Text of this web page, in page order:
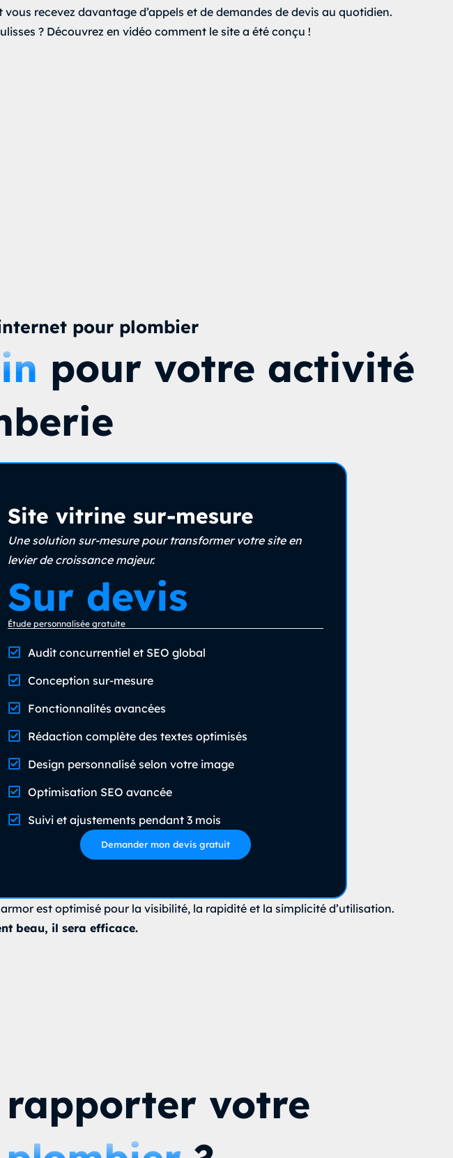
vous recevez davantage d’appels et de demandes de devis au quotidien.
? Découvrez en vidéo comment le site a été conçu !
pour plombier
pour votre activité
Site vitrine sur-mesure
Une solution sur-mesure pour transformer votre site en
levier de croissance majeur.
Sur devis
Étude personnalisée gratuite
Audit concurrentiel et SEO global
Conception sur-mesure
Fonctionnalités avancées
Rédaction complète des textes optimisés
Design personnalisé selon votre image
Optimisation SEO avancée
Suivi et ajustements pendant 3 mois
Demander mon devis gratuit
est optimisé pour la visibilité, la rapidité et la simplicité d’utilisation.
beau, il sera efficace.
rapporter votre